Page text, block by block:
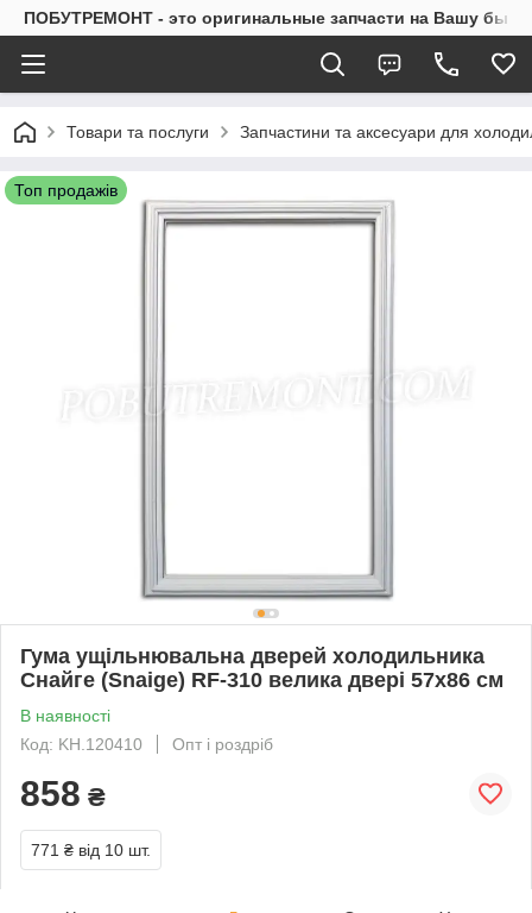
ПОБУТРЕМОНТ - это оригинальные запчасти на Вашу
Товари та послуги Запчастини та аксесуари для
Топ продажів
Гума ущільнювальна дверей холодильника
Снайге (Snaige) RF-310 велика двері 57x86 см
В наявності
Код: KH.120410
Опт і роздріб
858 ₴
771 ₴ від 10 шт.